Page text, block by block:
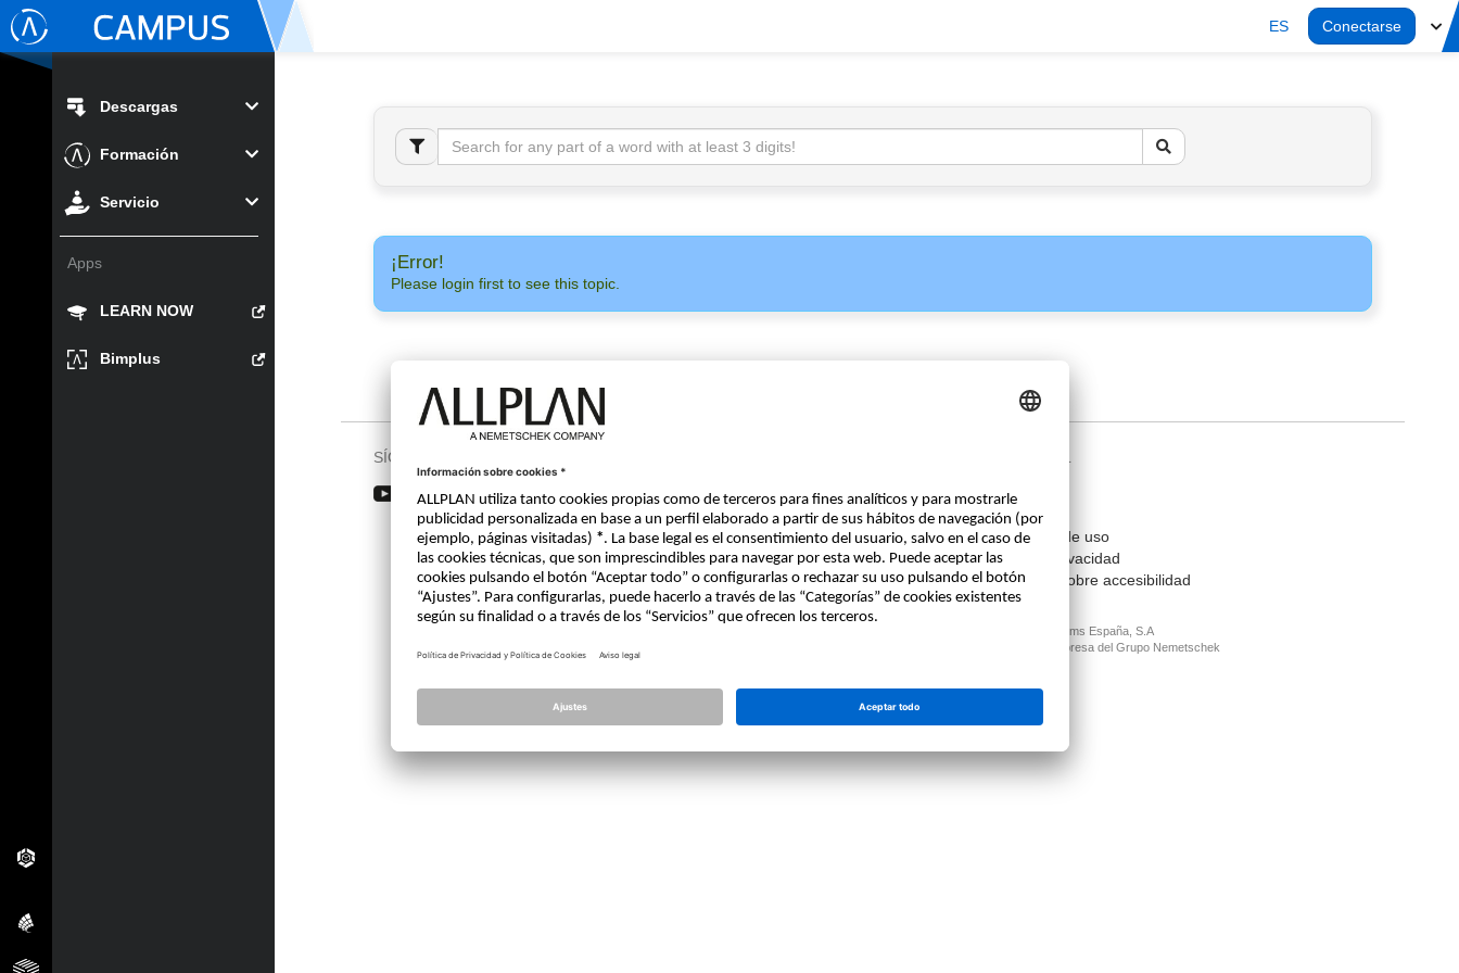
ES Conectarse
Descargas
Formación
Servicio
Apps
LEARN NOW
Bimplus
¡Error!
Please login first to see this topic.
SÍGUENOS EN
Licencia
Ajustes de privacidad
Allplan
Allplan Connect
Contacto
Aviso legal
Condiciones de uso
Política de privacidad
Información sobre accesibilidad
© ALLPLAN Systems España, S.A
ALLPLAN, un empresa del Grupo Nemetschek